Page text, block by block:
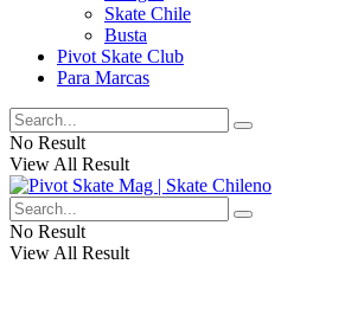
Skate Chile
Busta
Pivot Skate Club
Para Marcas
No Result
View All Result
No Result
View All Result